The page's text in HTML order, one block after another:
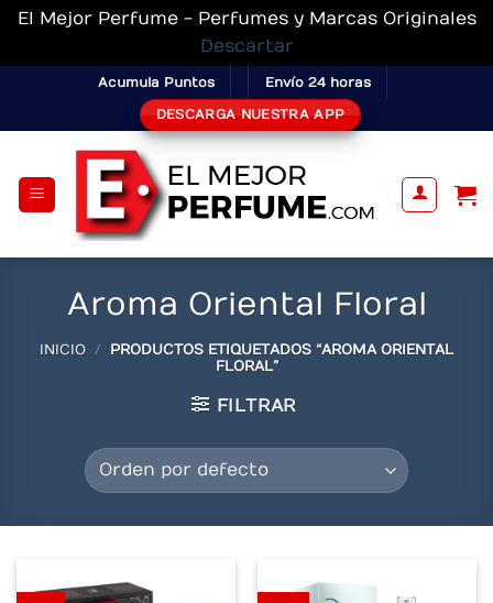
El Mejor Perfume - Perfumes y Marcas Originales
Descartar
content
Acumula Puntos Envío 24 horas
DESCARGA NUESTRA APP
Aroma Oriental Floral
INICIO /
PRODUCTOS ETIQUETADOS “AROMA ORIENTAL
FLORAL”
FILTRAR